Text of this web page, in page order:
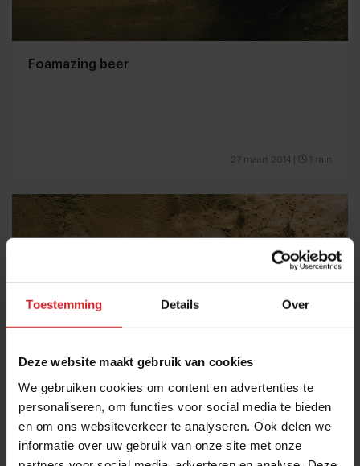
Toestemming Details Over
Deze website maakt gebruik van cookies
We gebruiken cookies om content en advertenties te
personaliseren, om functies voor social media te bieden
en om ons websiteverkeer te analyseren. Ook delen we
informatie over uw gebruik van onze site met onze
Foamazing beer
27 maart 2014 1 min
Go Short film festival